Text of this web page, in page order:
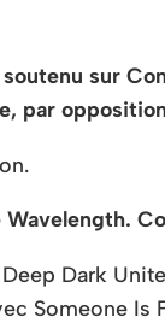
sur
par
Dark
Someone